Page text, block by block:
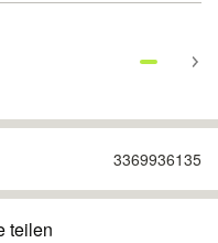
3369936135
teilen